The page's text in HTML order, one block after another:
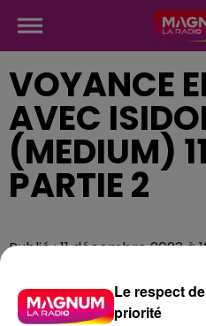
VOYANCE
AVEC
(MEDIUM)
PARTIE 2
Publié : 11 décembre 2023 à
Le respect
priorité